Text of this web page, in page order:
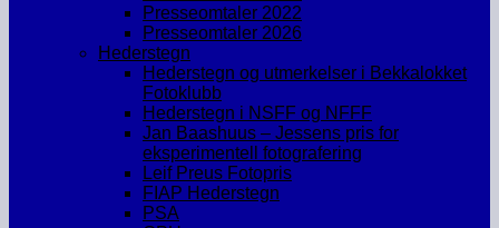
Presseomtaler 2022
Presseomtaler 2026
Hederstegn
Hederstegn og utmerkelser i Bekkalokket
Fotoklubb
Hederstegn i NSFF og NFFF
Jan Baashuus – Jessens pris for
eksperimentell fotografering
Leif Preus Fotopris
FIAP Hederstegn
PSA